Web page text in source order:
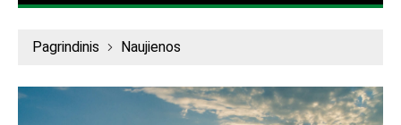
Pagrindinis Naujienos